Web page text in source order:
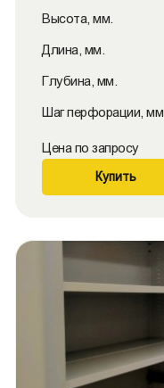
Высота, мм.
Длина, мм.
Глубина, мм.
Шаг перфорации, мм.
Цена по запросу
Купить